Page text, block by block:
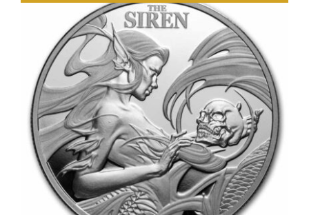
Neuheiten
Angebote
Über Uns
Kontakt